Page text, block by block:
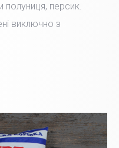
полуниця, персик.
виключно з